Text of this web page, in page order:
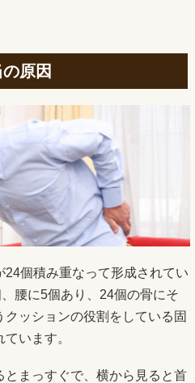
原因
個積み重なって形成されてい
腰に5個あり、24個の骨にそ
ッションの役割をしている固
います。
まっすぐで、横から見ると首